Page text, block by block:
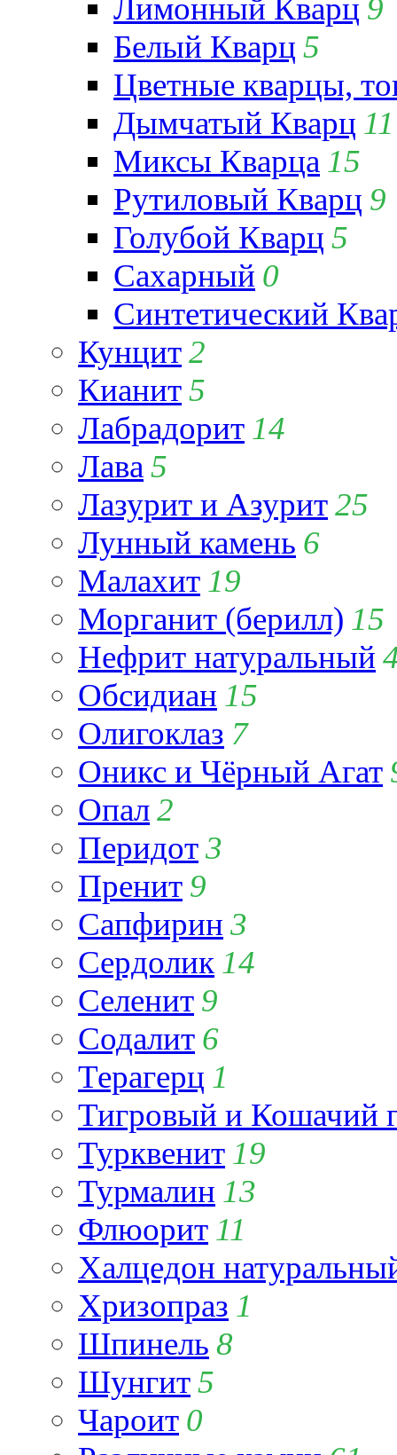
Лимонный Кварц 9
Белый Кварц 5
Цветные кварцы,
Дымчатый Кварц 11
Миксы Кварца 15
Рутиловый Кварц 9
Голубой Кварц 5
Сахарный 0
Синтетический
Кунцит2
Кианит5
Лабрадорит 14
Лава 5
Лазурит и Азурит25
Лунный камень 6
Малахит 19
Морганит (берилл) 15
Нефрит натуральный
Обсидиан 15
Олигоклаз 7
Оникс и Чёрный Агат
Опал2
Перидот3
Пренит 9
Сапфирин 3
Сердолик 14
Селенит 9
Содалит 6
Терагерц 1
Тигровый и Кошачий
Турквенит 19
Турмалин 13
Флюорит 11
Халцедон
Хризопраз 1
Шпинель 8
Шунгит5
Чароит 0